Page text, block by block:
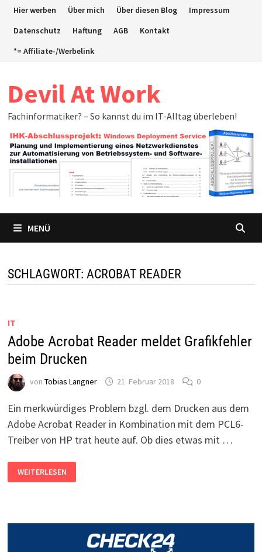
ZumHier werben Über mich Über diesen Blog
Impressum
Datenschutz
Haftung AGB
Kontakt
*= Affiliate-/Werbelink
Devil At Work
Fachinformatiker? – So kannst du im IT-Alltag überleben!
MENÜ
SCHLAGWORT: ACROBAT READER
IT
Adobe Acrobat Reader meldet Grafikfehler
beim Drucken
von Tobias Langner 21. Februar 2018 0
Ein merkwürdiges Problem bzgl. dem Drucken aus dem
Adobe Acrobat Reader in Kombination mit dem PCL6-
Treiber von HP trat heute auf. Ob dies etwas mit …
ADOBE
ACROBAT
READER
WEITERLESEN